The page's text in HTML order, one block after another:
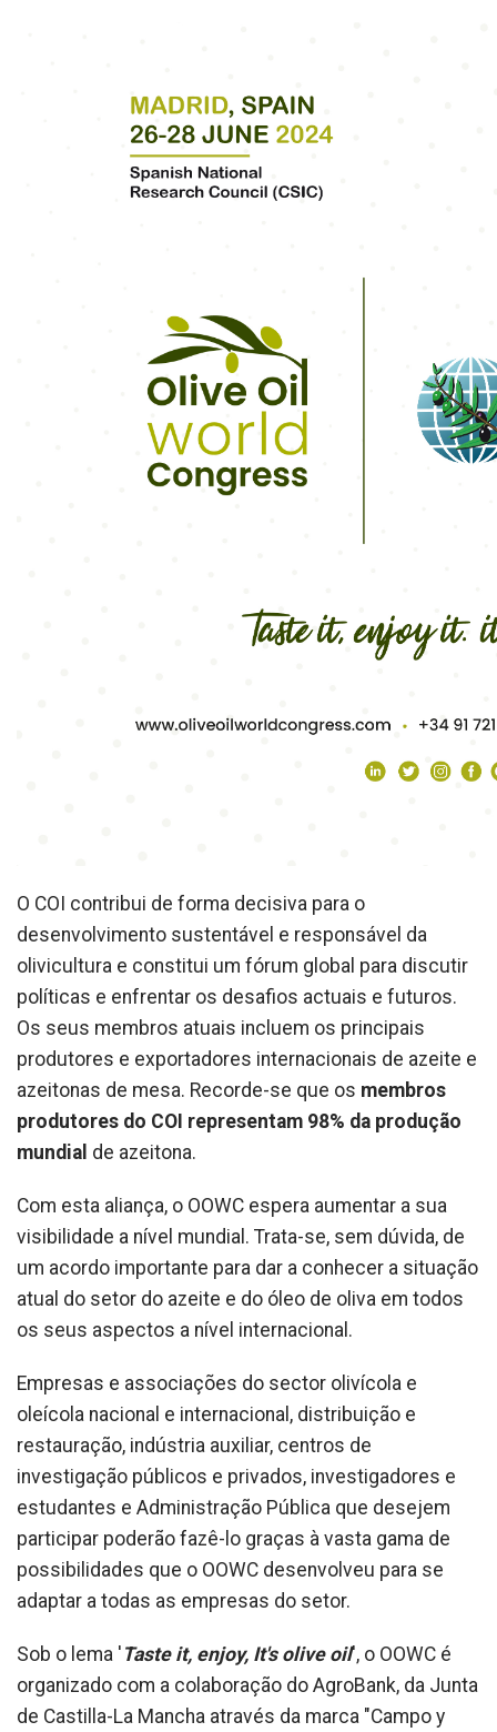
O COI contribui de forma decisiva para o
desenvolvimento sustentável e responsável da
olivicultura e constitui um fórum global para discutir
políticas e enfrentar os desafios actuais e futuros.
Os seus membros atuais incluem os principais
produtores e exportadores internacionais de azeite e
azeitonas de mesa. Recorde-se que os membros
produtores do COI representam 98% da produção
mundial de azeitona.
Com esta aliança, o OOWC espera aumentar a sua
visibilidade a nível mundial. Trata-se, sem dúvida, de
um acordo importante para dar a conhecer a situação
atual do setor do azeite e do óleo de oliva em todos
os seus aspectos a nível internacional.
Empresas e associações do sector olivícola e
oleícola nacional e internacional, distribuição e
restauração, indústria auxiliar, centros de
investigação públicos e privados, investigadores e
estudantes e Administração Pública que desejem
participar poderão fazê-lo graças à vasta gama de
possibilidades que o OOWC desenvolveu para se
adaptar a todas as empresas do setor.
Sob o lema ' Taste it, enjoy, It's olive oil', o OOWC é
organizado com a colaboração do AgroBank, da Junta
de Castilla-La Mancha através da marca "Campo y